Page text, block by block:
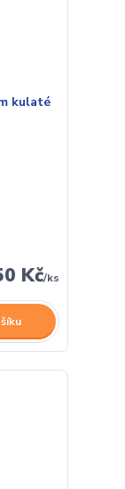
Kč/ks